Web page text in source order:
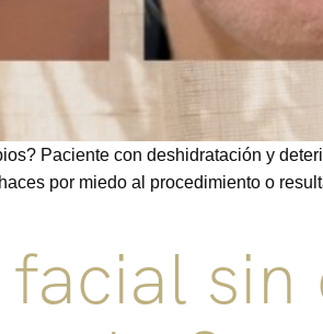
Paciente con deshidratación y
por miedo al procedimiento o
sin